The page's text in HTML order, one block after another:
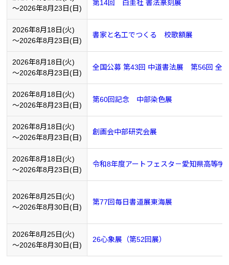
～2026年8月23日(日)
第14回 白圭社 書法篆刻展
2026年8月18日(火)
～2026年8月23日(日)
書家と名工でつくる 校歌額展
2026年8月18日(火)
～2026年8月23日(日)
全国公募 第43回 中道書法展 第56回 全
2026年8月18日(火)
～2026年8月23日(日)
第60回記念 中部染色展
2026年8月18日(火)
～2026年8月23日(日)
創画会中部研究会展
2026年8月18日(火)
～2026年8月23日(日)
令和8年度アートフェスタ－愛知県高等学
2026年8月25日(火)
～2026年8月30日(日)
第77回毎日書道展東海展
2026年8月25日(火)
～2026年8月30日(日)
26心象展（第52回展）